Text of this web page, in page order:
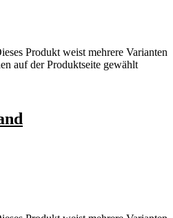
Produkt weist mehrere Varianten
auf der Produktseite gewählt